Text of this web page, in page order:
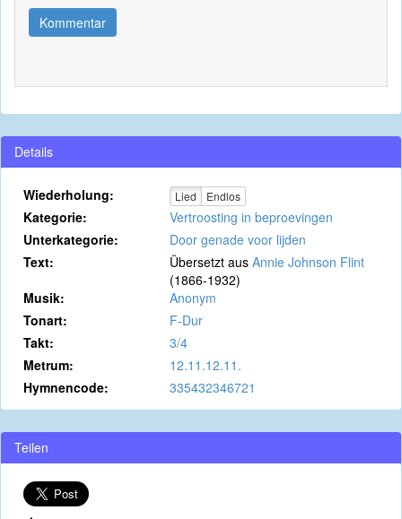
Kommentar
Details
Wiederholung: Lied Endlos
Kategorie:
Vertroosting in beproevingen
Unterkategorie:
Door genade voor lijden
Text:
Übersetzt aus Annie Johnson Flint
(1866-1932)
Musik:
Anonym
Tonart:
F-Dur
Takt:
3/4
Metrum:
12.11.12.11.
Hymnencode:
335432346721
Teilen